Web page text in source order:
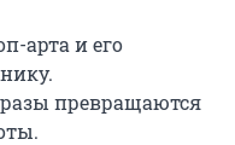
арта и его
превращаются